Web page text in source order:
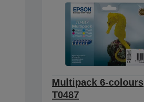
Multipack 6-colours
T0487